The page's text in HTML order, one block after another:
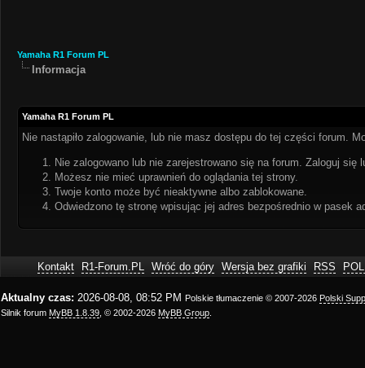
Yamaha R1 Forum PL
Informacja
Yamaha R1 Forum PL
Nie nastąpiło zalogowanie, lub nie masz dostępu do tej części forum.
Nie zalogowano lub nie zarejestrowano się na forum. Zaloguj się
Możesz nie mieć uprawnień do oglądania tej strony.
Twoje konto może być nieaktywne albo zablokowane.
Odwiedzono tę stronę wpisując jej adres bezpośrednio w pasek
Kontakt R1-Forum.PL Wróć do góry Wersja bez grafiki RSS
Aktualny czas: 2026-08-08, 08:52 PM Polskie tłumaczenie © 2007-2026 Polski
Silnik forum MyBB 1.8.39 , © 2002-2026 MyBB Group